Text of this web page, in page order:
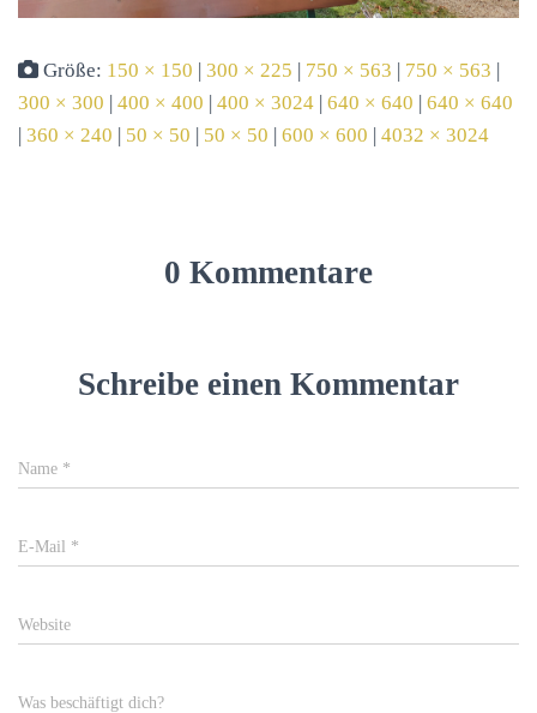
Größe: 150 × 150 | 300 × 225 | 750 × 563 | 750 × 563 |
300 × 300 | 400 × 400 | 400 × 3024 | 640 × 640 | 640 × 640
| 360 × 240 | 50 × 50 | 50 × 50 | 600 × 600 | 4032 × 3024
0 Kommentare
Schreibe einen Kommentar
Name *
E-Mail *
Website
Was beschäftigt dich?